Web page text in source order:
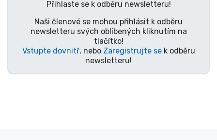
Přihlaste se k odběru newsletteru!
Naši členové se mohou přihlásit k odběru
newsletteru svých oblíbených kliknutím na
tlačítko!
Vstupte dovnitř, nebo Zaregistrujte sek odběru
newsletteru!
Anime věci
Hráčské věci